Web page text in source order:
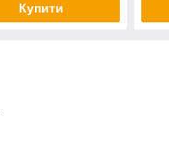
Купити